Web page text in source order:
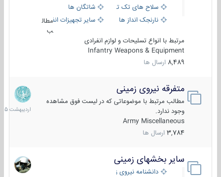
سلاح های تک تیر اندازیشاتگان ها
نارنجک انداز ها
سایر تجهیزات انفرادی
مطال
ب
مرتبط با انواع تسلیحات و لوازم انفرادی
Infantry Weapons & Equipment
8,489 ارسال ها
متفرقه نیروی زمینی
مطالب مرتبط با موضوعاتی که در لیست فوق مشاهده
وجود ندارد.
Army Miscellaneous
3,784 ارسال ها
27
1405
سایر بخشهای زمینی
دانشنامه نیروی زمینی
22
ساعات